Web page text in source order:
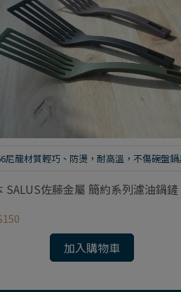
尼龍材質輕巧、防燙，耐高溫，不傷碗盤
SALUS佐藤金屬 簡約系列濾油鍋鏟
加入購物車